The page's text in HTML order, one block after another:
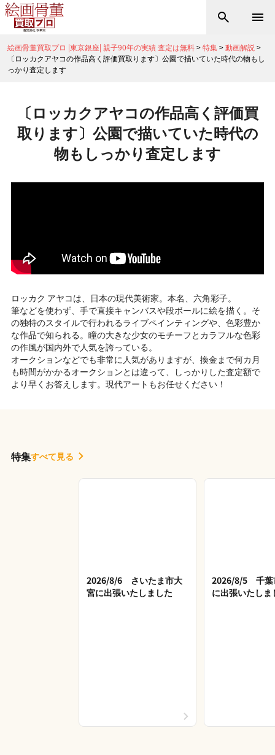
絵画骨董買取プロ |東京銀座| 親子90年の実績 査定は無料>特集>動画解説 >
〔ロッカクアヤコの作品高く評価買取ります〕公園で描いていた時代の物もし
っかり査定します
〔ロッカクアヤコの作品高く評価買
取ります〕公園で描いていた時代の
物もしっかり査定します
ロッカク アヤコは、日本の現代美術家。本名、六角彩子。
筆などを使わず、手で直接キャンバスや段ボールに絵を描く。そ
の独特のスタイルで行われるライブペインティングや、色彩豊か
な作品で知られる。瞳の大きな少女のモチーフとカラフルな色彩
の作風が国内外で人気を誇っている。
オークションなどでも非常に人気がありますが、換金まで何カ月
も時間がかかるオークションとは違って、しっかりした査定額で
より早くお答えします。現代アートもお任せください！
特集すべて見る
2026/8/6 さいたま市大
宮に出張いたしました
2026/8/5 千葉
に出張いたしま